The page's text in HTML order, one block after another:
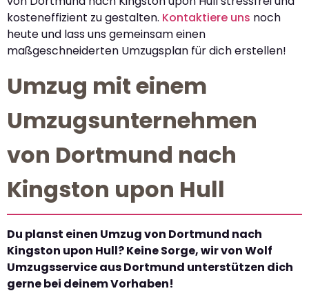
kosteneffizient zu gestalten. Kontaktiere uns noch
heute und lass uns gemeinsam einen
maßgeschneiderten Umzugsplan für dich erstellen!
Umzug mit einem
Umzugsunternehmen
von Dortmund nach
Kingston upon Hull
Du planst einen Umzug von Dortmund nach
Kingston upon Hull? Keine Sorge, wir von Wolf
Umzugsservice aus Dortmund unterstützen dich
gerne bei deinem Vorhaben!